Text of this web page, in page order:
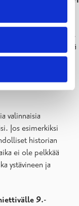
lukio, ei liian iso.
ja minulla oli hyvä
antaisit
valinnaisia
Jos esimerkiksi
historian
ei ole pelkkää
ystävineen ja
9.-